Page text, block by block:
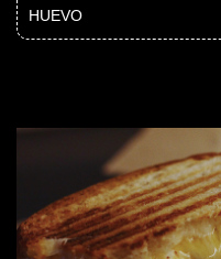
HUEVO